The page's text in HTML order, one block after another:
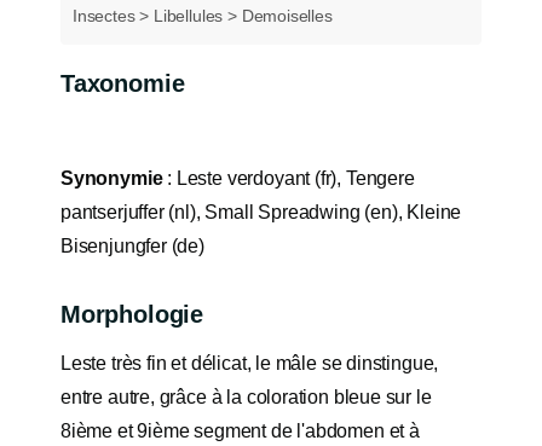
Insectes > Libellules > Demoiselles
Taxonomie
Synonymie: Leste verdoyant (fr), Tengere
pantserjuffer (nl), Small Spreadwing (en), Kleine
Bisenjungfer (de)
Morphologie
Leste très fin et délicat, le mâle se dinstingue,
entre autre, grâce à la coloration bleue sur le
8ième et 9ième segment de l'abdomen et à